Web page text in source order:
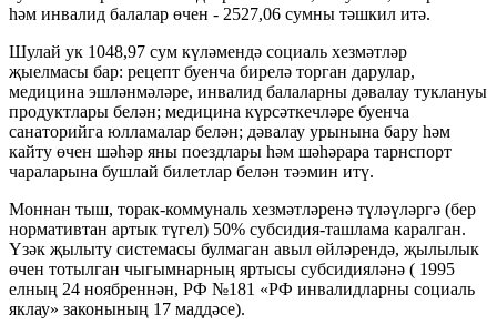
һәм инвалид балалар өчен - 2527,06 сумны тәшкил итә.
Шулай ук 1048,97 сум күләмендә социаль хезмәтләр
җыелмасы бар: рецепт буенча бирелә торган дарулар,
медицина эшләнмәләре, инвалид балаларны дәвалау туклануы
продуктлары белән; медицина күрсәткечләре буенча
санаторийга юлламалар белән; дәвалау урынына бару һәм
кайту өчен шәһәр яны поездлары һәм шәһәрара тарнспорт
чараларына бушлай билетлар белән тәэмин итү.
Моннан тыш, торак-коммуналь хезмәтләренә түләүләргә (бер
нормативтан артык түгел) 50% субсидия-ташлама каралган.
Үзәк җылыту системасы булмаган авыл өйләрендә, җылылык
өчен тотылган чыгымнарның яртысы субсидияләнә ( 1995
елның 24 ноябреннән, РФ №181 «РФ инвалидларны социаль
яклау» законының 17 маддәсе).